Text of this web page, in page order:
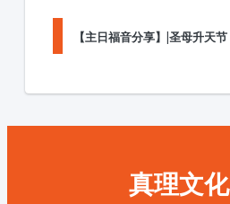
【主日福音分享】|圣母升天节
真理文化